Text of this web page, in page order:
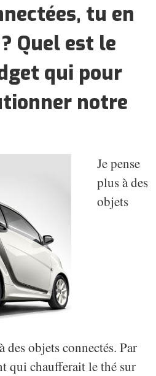
tu en
Quel est le
qui pour
notre
Je pense
plus à des
objets
objets connectés. Par
qui chaufferait le thé sur